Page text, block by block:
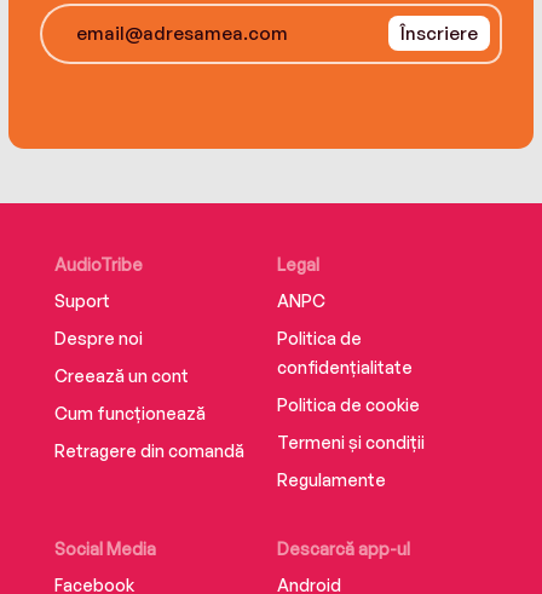
Înscriere
AudioTribe
Suport
Despre noi
Creează un cont
Cum funcționează
Retragere din comandă
Social Media
Facebook
Descarcă app-ul
Android
Legal
ANPC
Politica de
confidențialitate
Politica de cookie
Termeni și condiții
Regulamente